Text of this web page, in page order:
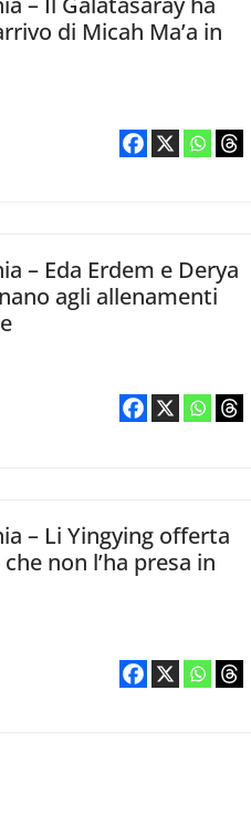
di Micah Ma’a in
– Eda Erdem e Derya
agli allenamenti
– Li Yingying offerta
non l’ha presa in